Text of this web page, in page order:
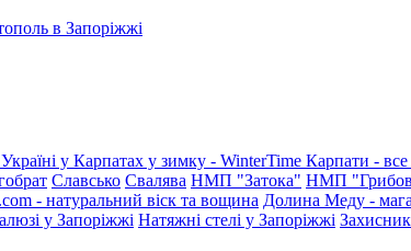
в Запоріжжі
у Карпатах у зимку - WinterTime Карпати -
Славсько Свалява НМП "Затока" НМП
- натуральний віск та вощина Долина Меду -
у Запоріжжі Натяжні стелі у Запоріжжі